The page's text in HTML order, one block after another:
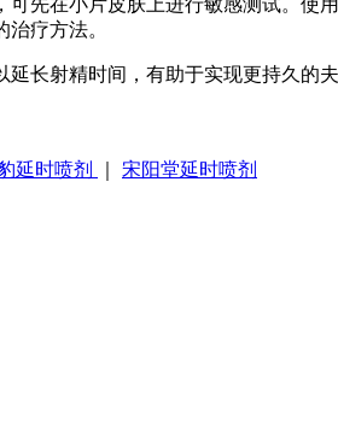
先在小片皮肤上进行敏感测试。
疗方法。
长射精时间，有助于实现更持久
延时喷剂 宋阳堂延时喷剂